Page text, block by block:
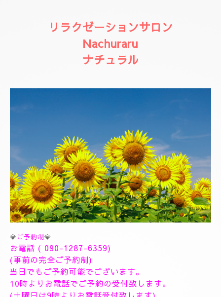
リラクゼーションサロン
Nachuraru
ナチュラル